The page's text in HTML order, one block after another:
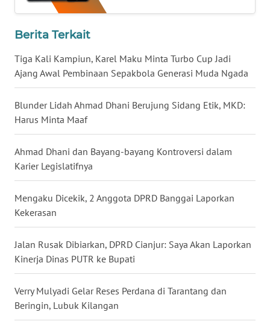
Berita Terkait
Tiga Kali Kampiun, Karel Maku Minta Turbo Cup Jadi
Ajang Awal Pembinaan Sepakbola Generasi Muda Ngada
Blunder Lidah Ahmad Dhani Berujung Sidang Etik, MKD:
Harus Minta Maaf
Ahmad Dhani dan Bayang-bayang Kontroversi dalam
Karier Legislatifnya
Mengaku Dicekik, 2 Anggota DPRD Banggai Laporkan
Kekerasan
Jalan Rusak Dibiarkan, DPRD Cianjur: Saya Akan Laporkan
Kinerja Dinas PUTR ke Bupati
Verry Mulyadi Gelar Reses Perdana di Tarantang dan
Beringin, Lubuk Kilangan
WN
WN
KALTARA
WN
KALSEL
WN
KALTIM
WN
WN
GORONTALO
WN
SULUT